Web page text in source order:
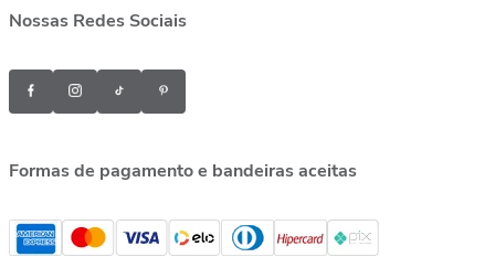
Nossas Redes Sociais
Formas de pagamento e bandeiras aceitas